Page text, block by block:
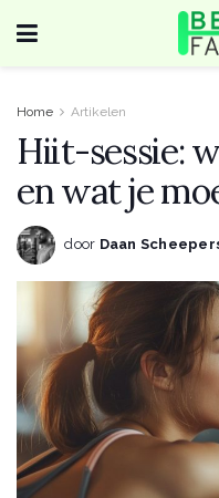
Home Artikelen
Hiit-sessie:
en wat je
door Daan